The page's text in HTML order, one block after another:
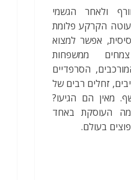
ולאחר הגשמי
הקרקע פלומת
אפשר למצוא
ממשפחות
הסרפדיים
זחלים רבים של
מאין הם הגיעו?
העוסקת באחד
בעולם.